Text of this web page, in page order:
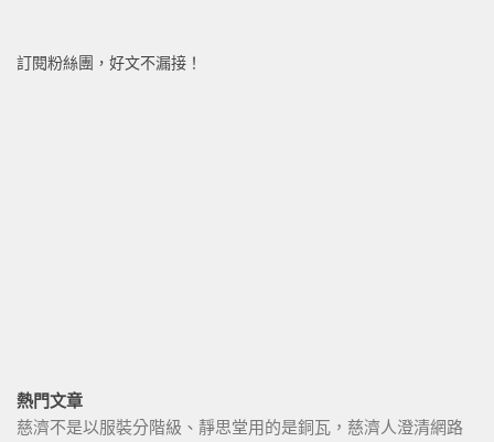
訂閱粉絲團，好文不漏接！
熱門文章
慈濟不是以服裝分階級、靜思堂用的是銅瓦，慈濟人澄清網路